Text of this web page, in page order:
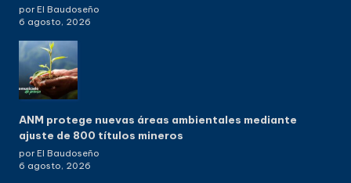
por El Baudoseño
6 agosto, 2026
ANM protege nuevas áreas ambientales mediante
ajuste de 800 títulos mineros
por El Baudoseño
6 agosto, 2026